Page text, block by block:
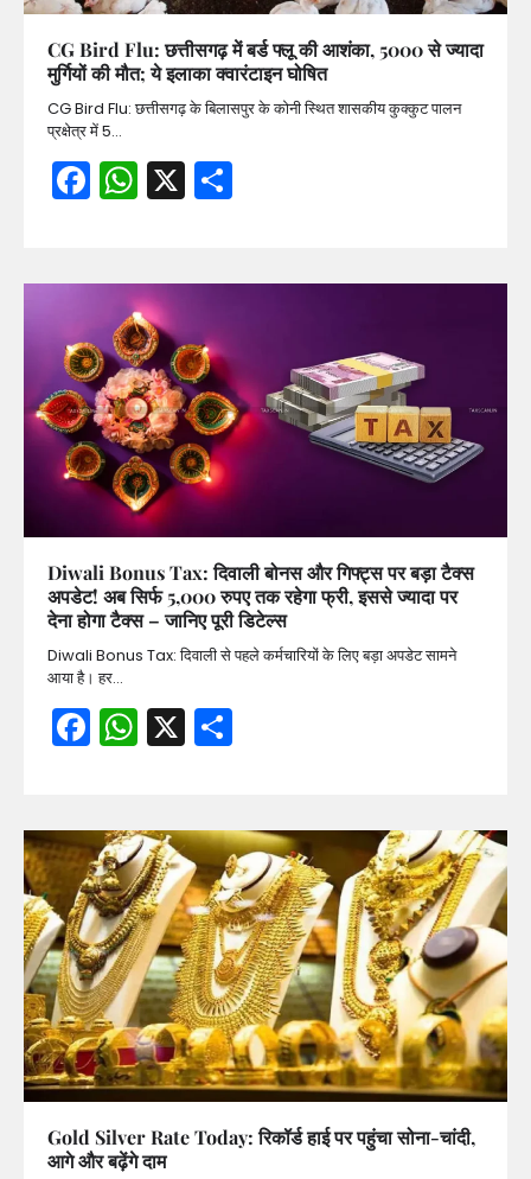
CG Bird Flu: छत्तीसगढ़ में बर्ड फ्लू की आशंका, 5000 से ज्यादा
मुर्गियों की मौत; ये इलाका क्वारंटाइन घोषित
CG Bird Flu: छत्तीसगढ़ के बिलासपुर के कोनी स्थित शासकीय कुक्कुट पालन
प्रक्षेत्र में 5…
Facebook
WhatsApp
X
Diwali Bonus Tax: दिवाली बोनस और गिफ्ट्स पर बड़ा टैक्स
अपडेट! अब सिर्फ 5,000 रुपए तक रहेगा फ्री, इससे ज्यादा पर
देना होगा टैक्स – जानिए पूरी डिटेल्स
Diwali Bonus Tax: दिवाली से पहले कर्मचारियों के लिए बड़ा अपडेट सामने
आया है। हर…
Facebook
WhatsApp
X
Gold Silver Rate Today: रिकॉर्ड हाई पर पहुंचा सोना-चांदी,
आगे और बढ़ेंगे दाम